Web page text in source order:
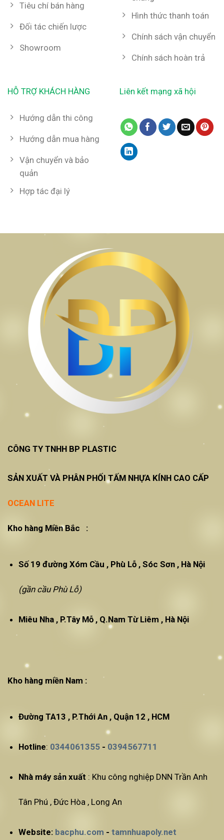
Tiêu chí bán hàng
Đối tác chiến lược
Showroom
Hình thức thanh toán
Chính sách vận chuyển
Chính sách hoàn trả
HỖ TRỢ KHÁCH HÀNG
Hướng dẫn thi công
Hướng dẫn mua hàng
Vận chuyển và bảo
quản
Hợp tác đại lý
Liên kết mạng xã hội
CÔNG TY TNHH BP PLASTIC
SẢN XUẤT VÀ PHÂN PHỐI TẤM NHỰA KÍNH CAO CẤP
OCEAN LITE
Kho hàng Miền Bắc :
Số 19 đường Xóm Cầu , Phù Lỗ , Sóc Sơn , Hà Nội
(gần cầu Phù Lỗ)
Miêu Nha , P.Tây Mỗ , Q.Nam Từ Liêm , Hà Nội
Kho hàng miền Nam :
Đường TA13 , P.Thới An , Quận 12 , HCM
Hotline: 0344061355- 0394567711
Nhà máy sản xuất : Khu công nghiệp DNN Trần Anh
Tân Phú , Đức Hòa , Long An
Website: bacphu.com - tamnhuapoly.net